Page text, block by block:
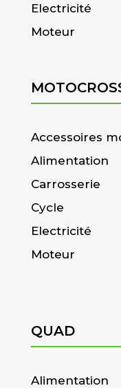
Electricité
Moteur
Accessoires
Alimentation
Carrosserie
Cycle
Electricité
Moteur
QUAD
Alimentation